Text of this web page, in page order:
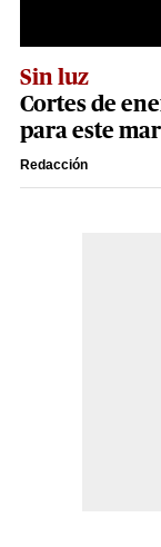
Sin luz
Cortes de
para este
Redacción